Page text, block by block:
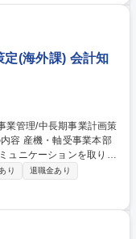
ビサイトの運用、インタ
務をお任せいたします。
社内研修、 【派遣社員管
務全般】採用教育業務の
種 【奈良/
/賞与5か月/福利厚生◎
定(海外課) 会計知
ュニケーションを取り、
上場/トヨタグループの中
益
計画作成および海外現地
営課題に関する会議体運
り
退職金あり